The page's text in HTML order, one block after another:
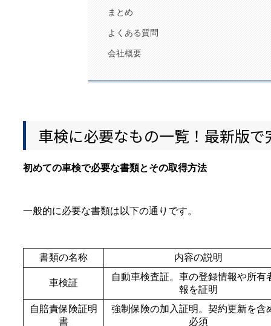
まとめ
よくある質問
会社概要
車検に必要なもの一覧！最新版
初めての車検で必要な書類とその取得方法
一般的に必要な書類は以下の通りです。
書類の名称 内容の説明
車検証
自動車検査証。車の登録情報や所有
報を証明
自賠責保険証明
書
強制保険の加入証明。契約更新を含
必須